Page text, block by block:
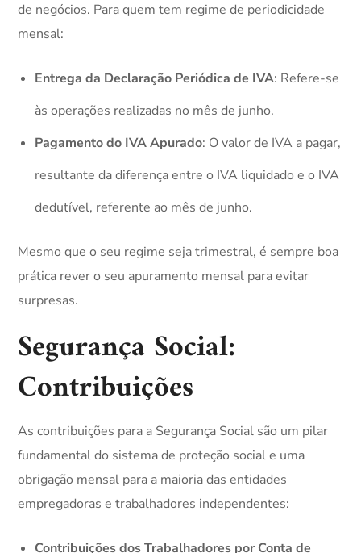
de negócios. Para quem tem regime de periodicidade
mensal:
Entrega da Declaração Periódica de IVA: Refere-se
às operações realizadas no mês de junho.
Pagamento do IVA Apurado: O valor de IVA a pagar,
resultante da diferença entre o IVA liquidado e o IVA
dedutível, referente ao mês de junho.
Mesmo que o seu regime seja trimestral, é sempre boa
prática rever o seu apuramento mensal para evitar
surpresas.
Segurança Social:
Contribuições
As contribuições para a Segurança Social são um pilar
fundamental do sistema de proteção social e uma
obrigação mensal para a maioria das entidades
empregadoras e trabalhadores independentes:
Contribuições dos Trabalhadores por Conta de